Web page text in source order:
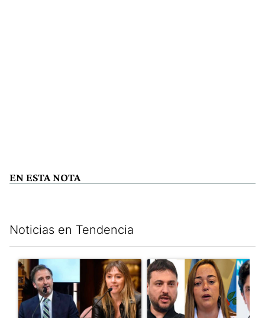
EN ESTA NOTA
Noticias en Tendencia
Un artículo de tendencia con el título "Di Tullio impugnó a
Un artículo de tendencia con